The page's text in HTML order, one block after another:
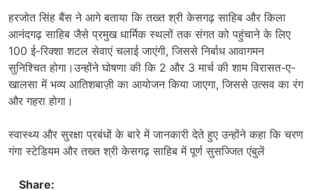
हरजोत सिंह बैंस ने आगे बताया कि तख्त श्री केसगढ़ साहिब और किला
आनंदगढ़ साहिब जैसे प्रमुख धार्मिक स्थलों तक संगत को पहुंचाने के लिए
100 ई-रिक्शा शटल सेवाएं चलाई जाएंगी, जिससे निर्बाध आवागमन
सुनिश्चित होगा।उन्होंने घोषणा की कि 2 और 3 मार्च की शाम विरासत-ए-
खालसा में भव्य आतिशबाज़ी का आयोजन किया जाएगा, जिससे उत्सव का रंग
और गहरा होगा।
स्वास्थ्य और सुरक्षा प्रबंधों के बारे में जानकारी देते हुए उन्होंने कहा कि चरण
गंगा स्टेडियम और तख्त श्री केसगढ़ साहिब में पूर्ण सुसज्जित एंबुलें
Share: